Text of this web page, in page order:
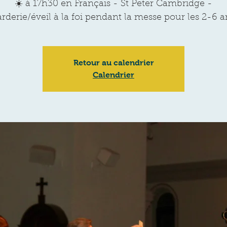
☀️ à 17h30 en Français - St Peter Cambridge -
éveil à la foi pendant la messe pour les 2-6
Retour au calendrier
Calendrier